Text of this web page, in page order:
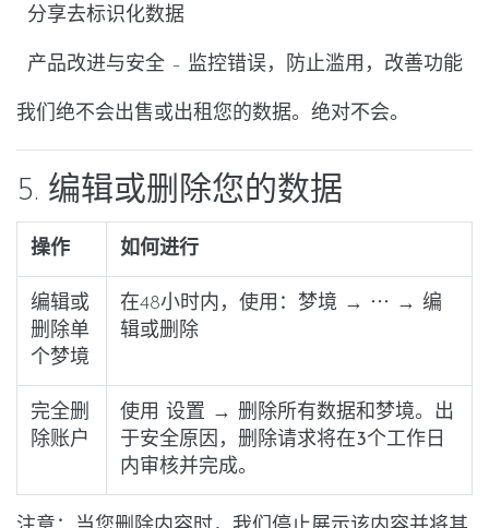
分享去标识化数据
产品改进与安全 – 监控错误，防止滥用，改善功能
我们绝不会出售或出租您的数据。绝对不会。
5. 编辑或删除您的数据
操作 如何进行
编辑或
删除单
个梦境
在48小时内，使用： 梦境 → ⋯ → 编
辑或删除
完全删
除账户
使用 设置 → 删除所有数据和梦境。出
于安全原因，删除请求将在3个工作日
内审核并完成。